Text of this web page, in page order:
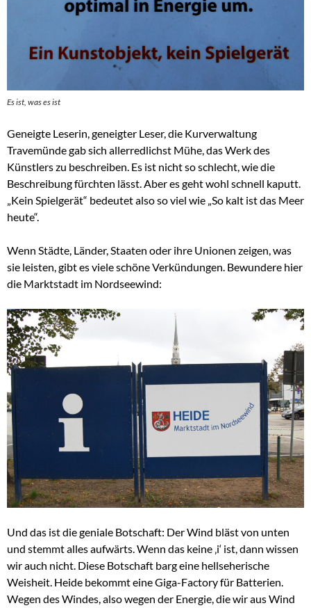
Es ist, was es ist
Geneigte Leserin, geneigter Leser, die Kurverwaltung
Travemünde gab sich allerredlichst Mühe, das Werk des
Künstlers zu beschreiben. Es ist nicht so schlecht, wie die
Beschreibung fürchten lässt. Aber es geht wohl schnell kaputt.
„Kein Spielgerät“ bedeutet also so viel wie „So kalt ist das Meer
heute“.
Wenn Städte, Länder, Staaten oder ihre Unionen zeigen, was
sie leisten, gibt es viele schöne Verkündungen. Bewundere hier
die Marktstadt im Nordseewind:
Und das ist die geniale Botschaft: Der Wind bläst von unten
und stemmt alles aufwärts. Wenn das keine ‚i‘ ist, dann wissen
wir auch nicht. Diese Botschaft barg eine hellseherische
Weisheit. Heide bekommt eine Giga-Factory für Batterien.
Wegen des Windes, also wegen der Energie, die wir aus Wind